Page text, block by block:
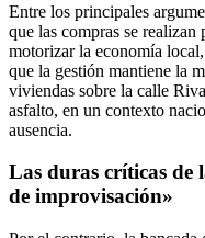
Entre los principales
que las compras se
motorizar la economía
que la gestión mantiene la
viviendas sobre la calle
asfalto, en un contexto
ausencia.
Las duras críticas
de improvisación»